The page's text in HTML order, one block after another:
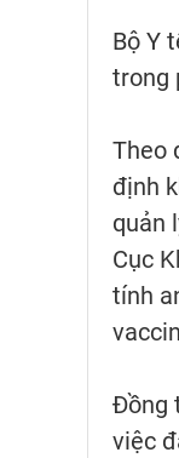
Bộ Y
trong
Theo
định
quản
Cục
tính
Đồng
việc